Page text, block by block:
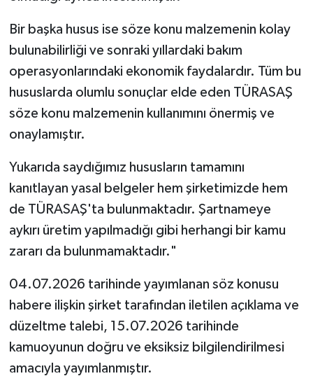
Bir başka husus ise söze konu malzemenin kolay
bulunabilirliği ve sonraki yıllardaki bakım
operasyonlarındaki ekonomik faydalardır. Tüm bu
hususlarda olumlu sonuçlar elde eden TÜRASAŞ
söze konu malzemenin kullanımını önermiş ve
onaylamıştır.
Yukarıda saydığımız hususların tamamını
kanıtlayan yasal belgeler hem şirketimizde hem
de TÜRASAŞ'ta bulunmaktadır. Şartnameye
aykırı üretim yapılmadığı gibi herhangi bir kamu
zararı da bulunmamaktadır."
04.07.2026 tarihinde yayımlanan söz konusu
habere ilişkin şirket tarafından iletilen açıklama ve
düzeltme talebi, 15.07.2026 tarihinde
kamuoyunun doğru ve eksiksiz bilgilendirilmesi
amacıyla yayımlanmıştır.